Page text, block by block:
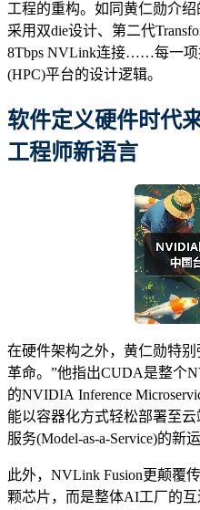
工程的重构。如同黄仁勋介
采用双die设计、第二代
8Tbps NVLink连接……每一项
(HPC)平台的设计逻辑。
软件定义硬件时代
工程师新语言
在硬件架构之外，黄仁勋特
革命。”他指出CUDA是整个
的NVIDIA Inference
能以容器化方式轻松部署至
服务(Model-as-a-Service)的新
此外，NVLink Fusion更颠覆
颗芯片，而是整体AI工厂的